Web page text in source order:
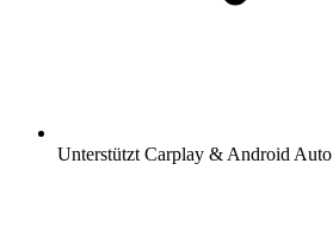
Unterstützt Carplay & Android Auto